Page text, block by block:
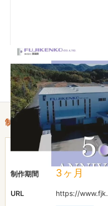
ドローンによる空撮をおこな
ようにしました。またパララ
す。
制作情報
費用目安 51〜100万
制作期間 3ヶ月
URL https://